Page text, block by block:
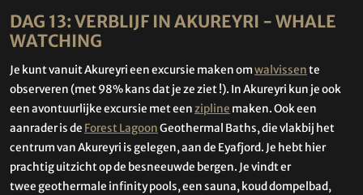
DAG 13: VERBLIJF IN AKUREYRI - WHALE
WATCHING
Je kunt vanuit Akureyri een excursie maken omwalvissente
observeren (met 98% kans dat je ze ziet !). In Akureyri kun je ook
een avontuurlijke excursie met eenzipline maken. Ook een
aanrader is de Forest LagoonGeothermal Baths, die vlakbij het
centrum van Akureyri is gelegen, aan de Eyafjord. Je hebt hier
prachtig uitzicht op de besneeuwde bergen. Je vindt er
twee geothermale infinity pools, een sauna, koud dompelbad,